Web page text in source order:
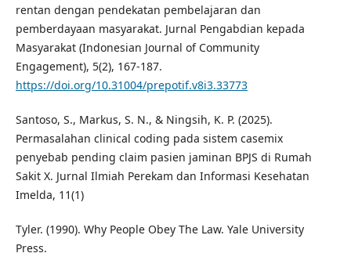
rentan dengan pendekatan pembelajaran dan
pemberdayaan masyarakat. Jurnal Pengabdian kepada
Masyarakat (Indonesian Journal of Community
Engagement), 5(2), 167-187.
https://doi.org/10.31004/prepotif.v8i3.33773
Santoso, S., Markus, S. N., & Ningsih, K. P. (2025).
Permasalahan clinical coding pada sistem casemix
penyebab pending claim pasien jaminan BPJS di Rumah
Sakit X. Jurnal Ilmiah Perekam dan Informasi Kesehatan
Imelda, 11(1)
Tyler. (1990). Why People Obey The Law. Yale University
Press.